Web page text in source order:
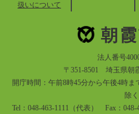
扱いについて
朝
法人番号
〒351-8501 埼玉県朝
開庁時間：午前8時45分から午後4時
除く
Tel：048-463-1111（代表） Fax：